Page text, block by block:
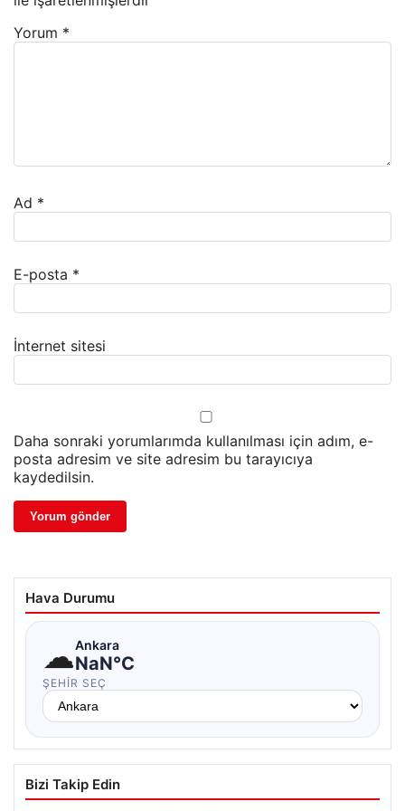
Yorum *
Ad *
E-posta *
İnternet sitesi
Daha sonraki yorumlarımda kullanılması için adım, e-
posta adresim ve site adresim bu tarayıcıya
kaydedilsin.
Hava Durumu
☁Ankara
NaN°C
ŞEHIR SEÇ
Bizi Takip Edin